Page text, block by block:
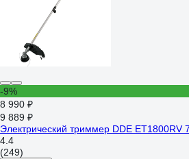
-9%
8 990 ₽
9 889 ₽
Электрический триммер DDE ET1800RV
4.4
(249)